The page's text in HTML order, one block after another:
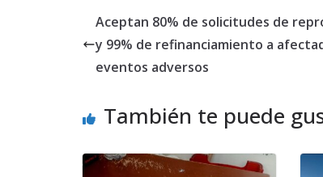
Aceptan 80% de solicitudes de
y 99% de refinanciamiento a
eventos adversos
También te puede